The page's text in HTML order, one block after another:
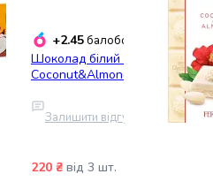
+2.45балобонусів
Шоколад білий Raffaello
Coconut&Almond 90 г
Залишити відгук
220 ₴ від 3 шт.